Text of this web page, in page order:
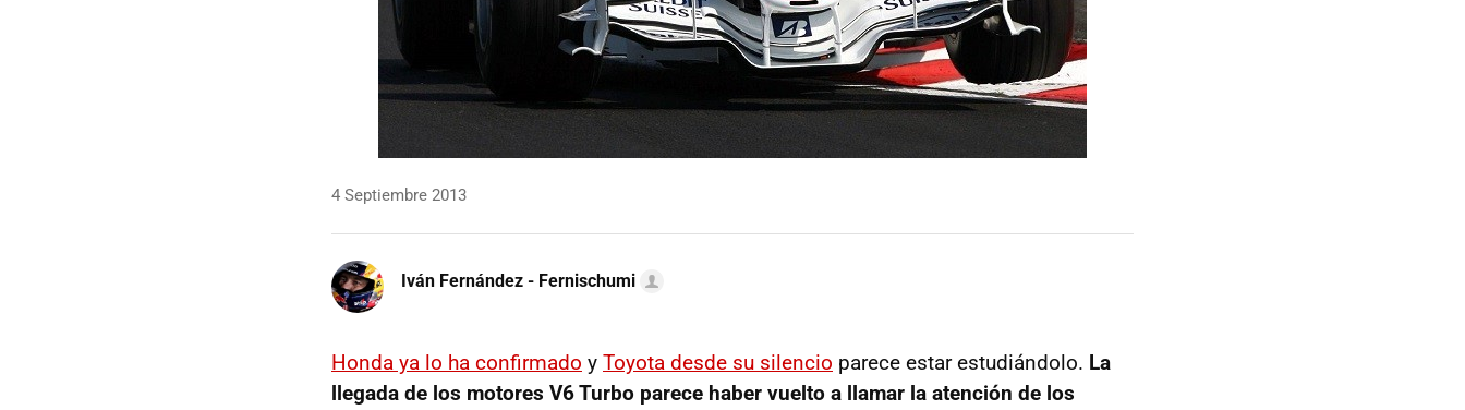
4 Septiembre 2013
Iván Fernández - Fernischumi
Honda ya lo ha confirmado y Toyota desde su silencio parece estar estudiándolo. La
llegada de los motores V6 Turbo parece haber vuelto a llamar la atención de los